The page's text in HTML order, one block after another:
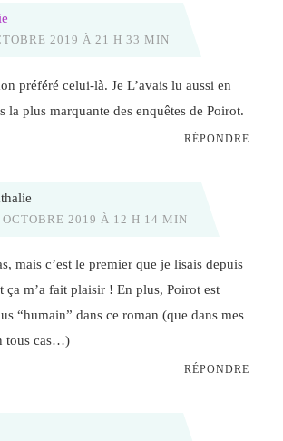
2019 À 21 H 33 MIN
préféré celui-là. Je L’avais lu aussi en
la plus marquante des enquêtes de Poirot.
RÉPONDRE
OCTOBRE 2019 À 12 H 14 MIN
mais c’est le premier que je lisais depuis
ça m’a fait plaisir ! En plus, Poirot est
“humain” dans ce roman (que dans mes
tous cas…)
RÉPONDRE